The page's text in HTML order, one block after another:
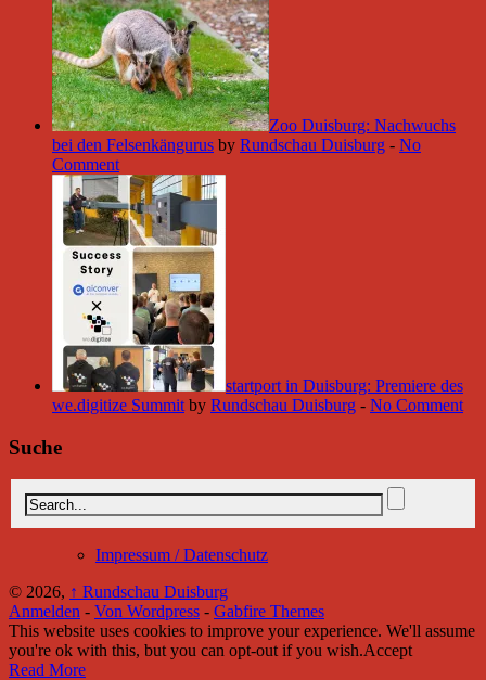
Zoo Duisburg: Nachwuchs
bei den Felsenkängurus by Rundschau Duisburg - No
Comment
startport in Duisburg: Premiere des
we.digitize Summit by Rundschau Duisburg - No Comment
Suche
Impressum / Datenschutz
© 2026, ↑ Rundschau Duisburg
Anmelden - Von Wordpress - Gabfire Themes
This website uses cookies to improve your experience. We'll assume
you're ok with this, but you can opt-out if you wish.Accept
Read More